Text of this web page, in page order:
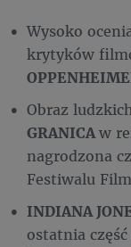
Wysoko
krytyków
Obraz
GRANICAw
nagrodzona
Festiwalu
INDIANA
ostatnia